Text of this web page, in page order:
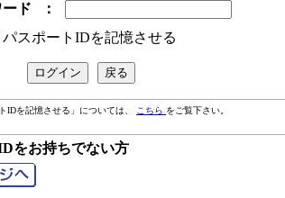
ド
：
パスポートIDを記憶させる
IDを記憶させる」については、 こちら をご覧下さい。
をお持ちでない方